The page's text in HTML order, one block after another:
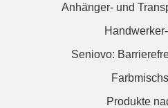
Anhänger- und
Seniovo:
Produkte